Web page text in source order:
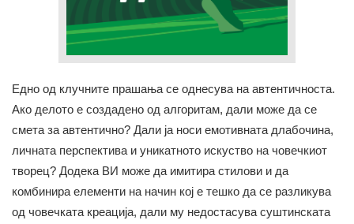
Едно од клучните прашања се однесува на автентичноста.
Ако делото е создадено од алгоритам, дали може да се
смета за автентично? Дали ја носи емотивната длабочина,
личната перспектива и уникатното искуство на човечкиот
творец? Додека ВИ може да имитира стилови и да
комбинира елементи на начин кој е тешко да се разликува
од човечката креација, дали му недостасува суштинската